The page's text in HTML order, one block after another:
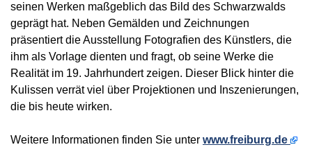
seinen Werken maßgeblich das Bild des Schwarzwalds
geprägt hat. Neben Gemälden und Zeichnungen
präsentiert die Ausstellung Fotografien des Künstlers, die
ihm als Vorlage dienten und fragt, ob seine Werke die
Realität im 19. Jahrhundert zeigen. Dieser Blick hinter die
Kulissen verrät viel über Projektionen und Inszenierungen,
die bis heute wirken.
Weitere Informationen finden Sie unter www.freiburg.de